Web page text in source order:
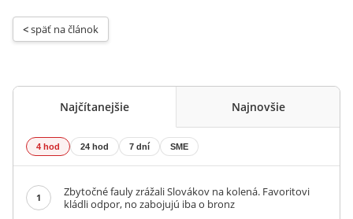
< späť na článok
Najčítanejšie Najnovšie
4 hod 24 hod 7 dní SME
1
Zbytočné fauly zrážali Slovákov na kolená. Favoritovi
kládli odpor, no zabojujú iba o bronz